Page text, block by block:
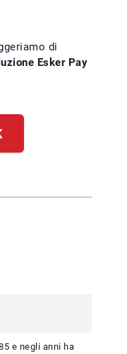
di
Esker Pay
e negli anni ha